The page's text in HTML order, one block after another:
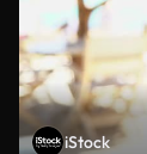
iStock